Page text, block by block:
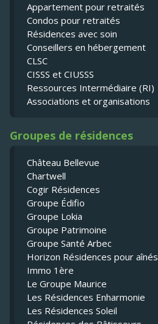
Appartement pour retraités
Condos pour retraités
Résidences avec soin
Conseillers en hébergement
CLSC
CISSS et CIUSSS
Ressources Intermédiaire (RI)
Associations et organisations
Groupes de résidences
Château Bellevue
Chartwell
Cogir Résidences
Groupe Édifio
Groupe Lokia
Groupe Patrimoine
Groupe Santé Arbec
Horizon Résidences pour aînés
Immo 1ère
Le Groupe Maurice
Les Résidences Enharmonie
Les Résidences Soleil